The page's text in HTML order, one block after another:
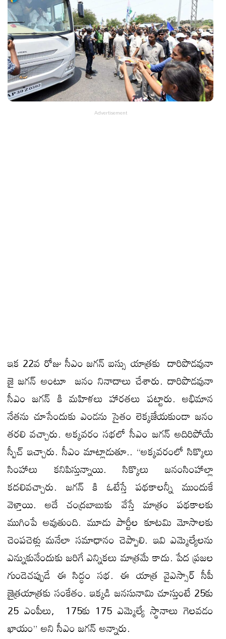
ఇక 22వ రోజు సీఎం జగన్ బస్సు యాత్రకు దారిపొడవునా
జై జగన్ అంటూ జనం నినాదాలు చేశారు. దారిపొడవునా
సీఎం జగన్ కి మహిళలు హారతలు పట్టారు. అభిమాన
నేతను చూసేందుకు ఎండను సైతం లెక్కజేయకుండా జనం
తరలి వచ్చారు. అక్కవరం సభలో సీఎం జగన్ అదిరిపోయే
స్పీచ్ ఇచ్చారు. సీఎం మాట్లాడుతూ.. “అక్కవరంలో సిక్కొలు
సింహాలు కనిపిస్తున్నాయి. సిక్కొలు జనంసింహాల్లా
కదలివచ్చారు. జగన్ కి ఓటేస్తే పథకాలన్నీ ముందుకే
వెళ్తాయి. అదే చంద్రబాబుకు వేస్తే మాత్రం పథకాలకు
ముగింపే అవుతుంది. మూడు పార్టీల కూటమి మోసాలకు
చెంపచెళ్లు మనేలా సమాధానం చెప్పాలి. ఇవి ఎమ్మెల్యేలను
ఎన్నుకునేందుకు జరిగే ఎన్నికలు మాత్రమే కాదు. పేద ప్రజల
గుండెచప్పుడే ఈ సిద్ధం సభ. ఈ యాత్ర వైఎస్సార్ సీపీ
జైత్రయాత్రకు సంకేతం. ఇక్కడి జనసునామి చూస్తుంటే 25కు
25 ఎంపీలు, 175కు 175 ఎమ్మెల్యే స్థానాలు గెలవడం
ఖాయం” అని సీఎం జగన్ అన్నారు.